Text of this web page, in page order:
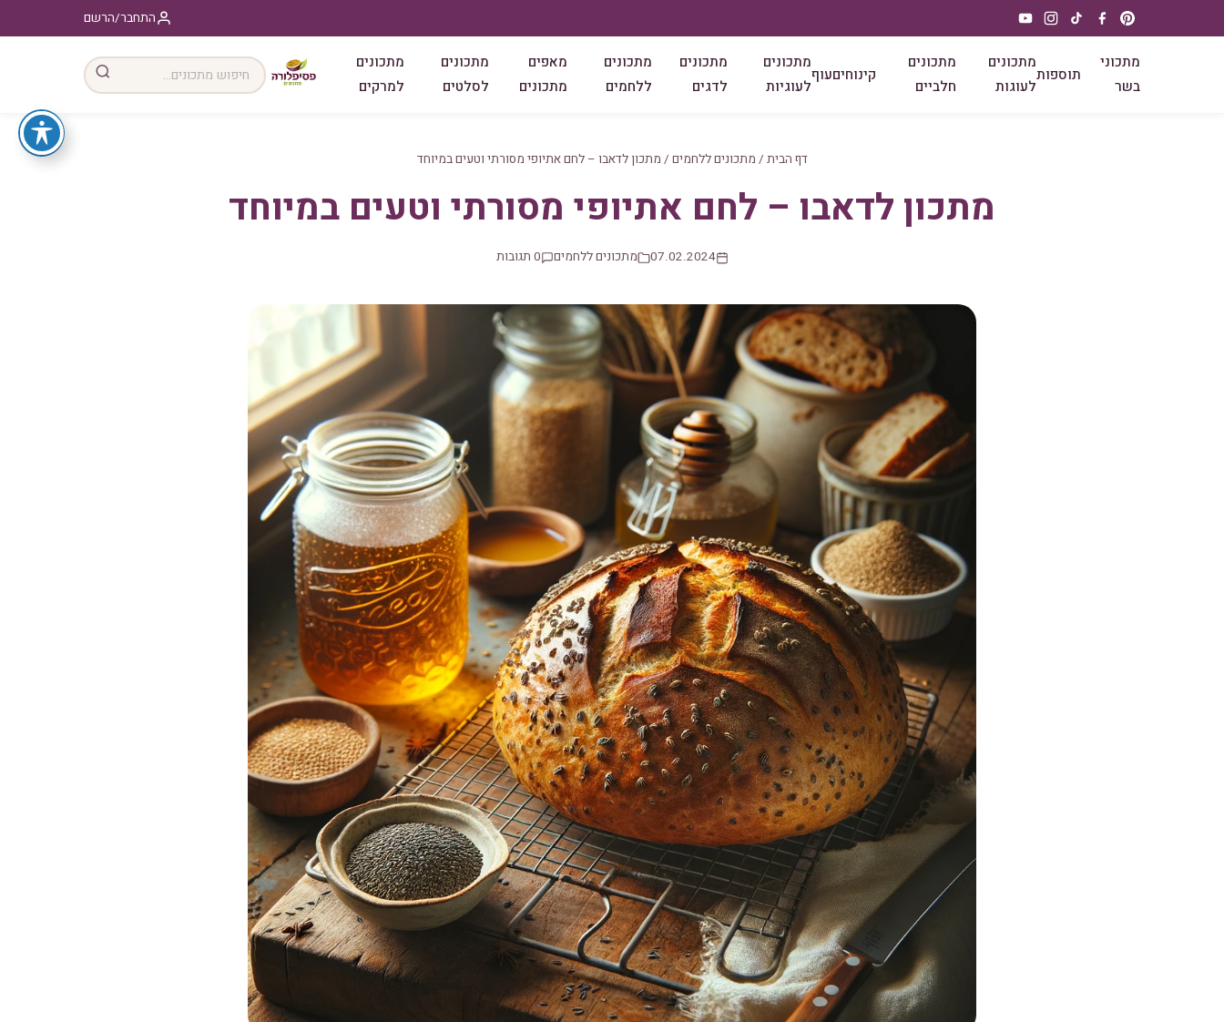
התחבר/הרשם
מתכוני
בשר
תוספות
מתכונים
לעוגות
מתכונים
חלביים
קינוחיםעוף
מתכונים
לעוגיות
מתכונים
לדגים
מתכונים
ללחמים
מאפים
מתכונים
מתכונים
לסלטים
מתכונים
למרקים
דף הבית / מתכונים ללחמים / מתכון לדאבו – לחם אתיופי מסורתי וטעים במיוחד
מתכון לדאבו – לחם אתיופי מסורתי וטעים במיוחד
07.02.2024 מתכונים ללחמים 0 תגובות